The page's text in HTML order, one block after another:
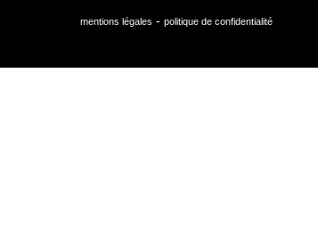
mentions légales - politique de confidentialité